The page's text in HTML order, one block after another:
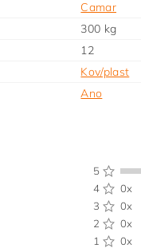
Camar
300 kg
12
Kov/plast
Ano
5
4
0x
3
0x
2
0x
1
0x